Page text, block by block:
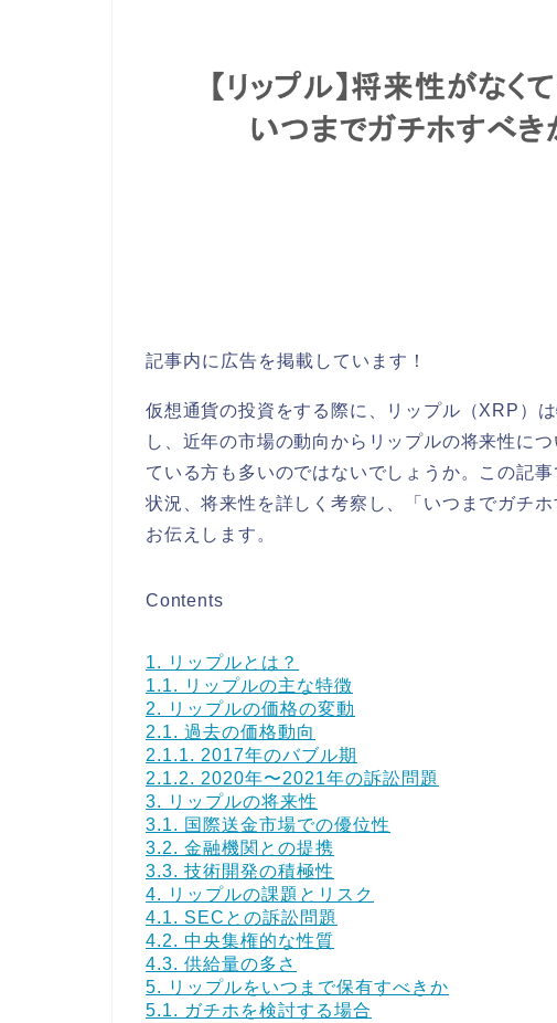
記事内に広告を掲載しています！
仮想通貨の投資をする際に、リップル（XRP）
し、近年の市場の動向からリップルの将来性に
ている方も多いのではないでしょうか。この記
状況、将来性を詳しく考察し、「いつまでガチ
お伝えします。
Contents
1. リップルとは？
1.1. リップルの主な特徴
2. リップルの価格の変動
2.1. 過去の価格動向
2.1.1. 2017年のバブル期
2.1.2. 2020年〜2021年の訴訟問題
3. リップルの将来性
3.1. 国際送金市場での優位性
3.2. 金融機関との提携
3.3. 技術開発の積極性
4. リップルの課題とリスク
4.1. SECとの訴訟問題
4.2. 中央集権的な性質
4.3. 供給量の多さ
5. リップルをいつまで保有すべきか
5.1. ガチホを検討する場合